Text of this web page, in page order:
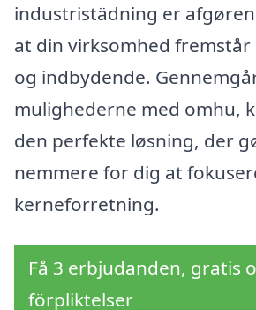
industristädning er
at din virksomhed
og indbydende.
mulighederne med omhu,
den perfekte løsning, der
nemmere for dig at
kerneforretning.
Få 3 erbjudanden, gratis
förpliktelser